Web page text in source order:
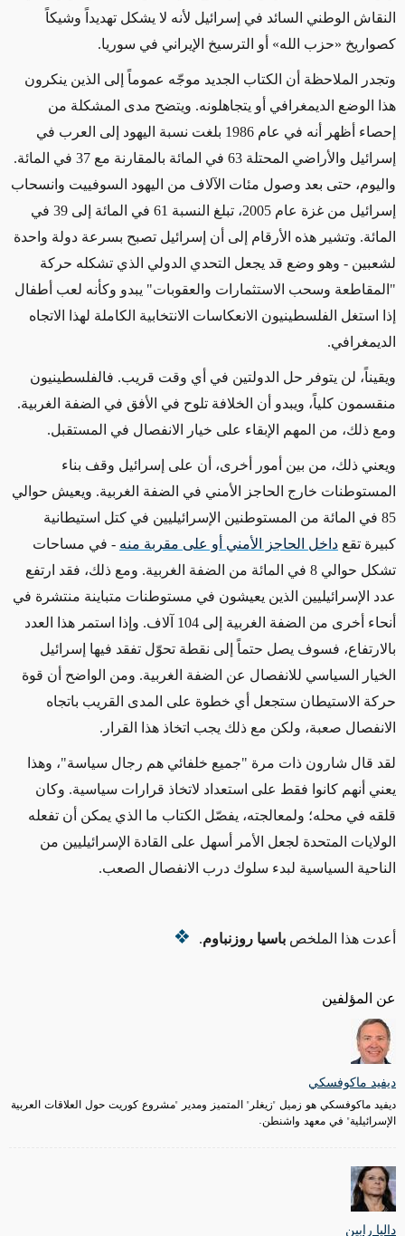
عن المؤلفين
ديفيد ماكوفسكي
ديفيد ماكوفسكي هو زميل "زيغلر" المتميز ومدير "مشروع كوريت حول العلاقات العربية
الإسرائيلية" في معهد واشنطن.
داليا رابين
النقاش الوطني السائد في إسرائيل لأنه لا يشكل تهديداً وشيكاً
كصواريخ «حزب الله» أو الترسيخ الإيراني في سوريا.
وتجدر الملاحظة أن الكتاب الجديد موجّه عموماً إلى الذين ينكرون
هذا الوضع الديمغرافي أو يتجاهلونه. ويتضح مدى المشكلة من
إحصاء أظهر أنه في عام 1986 بلغت نسبة اليهود إلى العرب في
إسرائيل والأراضي المحتلة 63 في المائة بالمقارنة مع 37 في المائة.
واليوم، حتى بعد وصول مئات الآلاف من اليهود السوفييت وانسحاب
إسرائيل من غزة عام 2005، تبلغ النسبة 61 في المائة إلى 39 في
المائة. وتشير هذه الأرقام إلى أن إسرائيل تصبح بسرعة دولة واحدة
لشعبين - وهو وضع قد يجعل التحدي الدولي الذي تشكله حركة
"المقاطعة وسحب الاستثمارات والعقوبات" يبدو وكأنه لعب أطفال
إذا استغل الفلسطينيون الانعكاسات الانتخابية الكاملة لهذا الاتجاه
الديمغرافي.
ويقيناً، لن يتوفر حل الدولتين في أي وقت قريب. فالفلسطينيون
منقسمون كلياً، ويبدو أن الخلافة تلوح في الأفق في الضفة الغربية.
ومع ذلك، من المهم الإبقاء على خيار الانفصال في المستقبل.
ويعني ذلك، من بين أمور أخرى، أن على إسرائيل وقف بناء
المستوطنات خارج الحاجز الأمني في الضفة الغربية. ويعيش حوالي
85 في المائة من المستوطنين الإسرائيليين في كتل استيطانية
كبيرة تقع داخل الحاجز الأمني أو على مقربة منه - في مساحات
تشكل حوالي 8 في المائة من الضفة الغربية. ومع ذلك، فقد ارتفع
عدد الإسرائيليين الذين يعيشون في مستوطنات متباينة منتشرة في
أنحاء أخرى من الضفة الغربية إلى 104 آلاف. وإذا استمر هذا العدد
بالارتفاع، فسوف يصل حتماً إلى نقطة تحوّل تفقد فيها إسرائيل
الخيار السياسي للانفصال عن الضفة الغربية. ومن الواضح أن قوة
حركة الاستيطان ستجعل أي خطوة على المدى القريب باتجاه
الانفصال صعبة، ولكن مع ذلك يجب اتخاذ هذا القرار.
لقد قال شارون ذات مرة "جميع خلفائي هم رجال سياسة"، وهذا
يعني أنهم كانوا فقط على استعداد لاتخاذ قرارات سياسية. وكان
قلقه في محله؛ ولمعالجته، يفصّل الكتاب ما الذي يمكن أن تفعله
الولايات المتحدة لجعل الأمر أسهل على القادة الإسرائيليين من
الناحية السياسية لبدء سلوك درب الانفصال الصعب.
أعدت هذا الملخص باسيا روزنباوم.